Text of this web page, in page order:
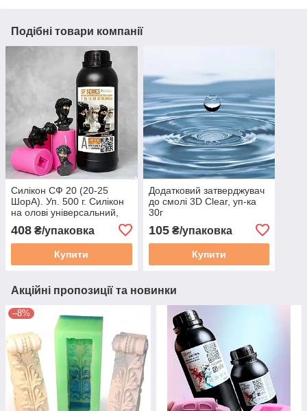
Подібні товари компанії
Силікон СФ 20 (20-25
ШорА). Уп. 500 г. Силікон
на олові універсальний,
408 ₴/упаковка
Купити
Додатковий затверджувач
до смолі 3D Clear, уп-ка
30г
105₴/упаковка
Купити
Акційні пропозиції та новинки
–8%